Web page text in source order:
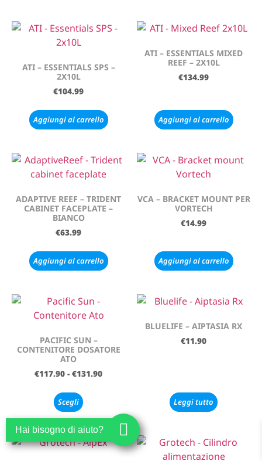
ATI – ESSENTIALS SPS –
2X10L
€104.99
Aggiungi al carrello
ATI – ESSENTIALS MIXED
REEF – 2X10L
€134.99
Aggiungi al carrello
ADAPTIVE REEF – TRIDENT
CABINET FACEPLATE –
BIANCO
€63.99
Aggiungi al carrello
VCA – BRACKET MOUNT PER
VORTECH
€14.99
Aggiungi al carrello
PACIFIC SUN –
CONTENITORE DOSATORE
ATO
€117.90 - €131.90
Scegli
BLUELIFE – AIPTASIA RX
€11.90
Leggi tutto
Hai bisogno di aiuto?